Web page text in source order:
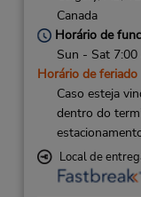
Canada
Horário de
Sun - Sat
Horário de feriado
Caso esteja
dentro do
Local de